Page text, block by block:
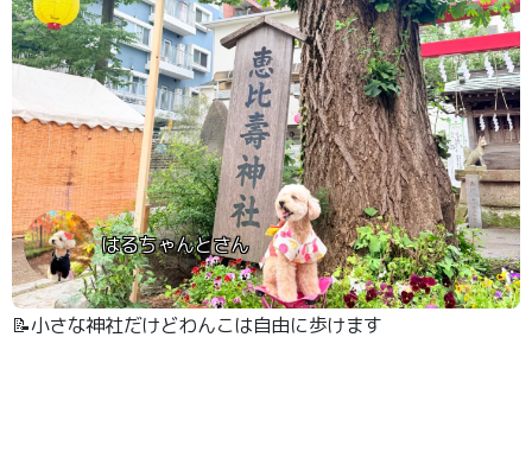
はるちゃんとさん
📝小さな神社だけどわんこは自由に歩けます